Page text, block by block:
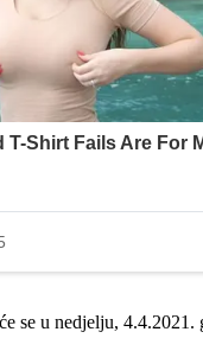
se u nedjelju,